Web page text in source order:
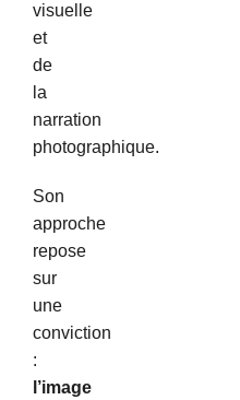
visuelle
et
de
la
narration
photographique.
Son
approche
repose
sur
une
conviction
:
l’image